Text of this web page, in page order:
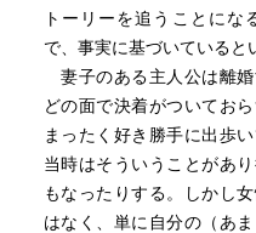
トーリーを追うことにな
で、事実に基づいていると
妻子のある主人公は離
どの面で決着がついてお
まったく好き勝手に出歩
当時はそういうことがあ
もなったりする。しかし
はなく、単に自分の（あ